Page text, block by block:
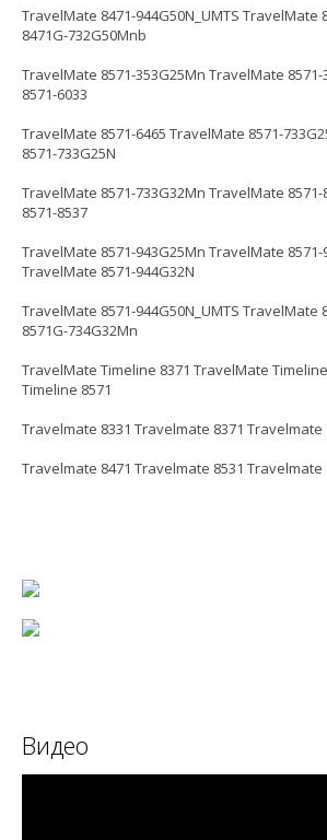
TravelMate 8471-944G50N_UMTS TravelMate
8471G-732G50Mnb
TravelMate 8571-353G25Mn TravelMate
8571-6033
TravelMate 8571-6465 TravelMate 8571-
8571-733G25N
TravelMate 8571-733G32Mn TravelMate
8571-8537
TravelMate 8571-943G25Mn TravelMate 8571-
TravelMate 8571-944G32N
TravelMate 8571-944G50N_UMTS TravelMate
8571G-734G32Mn
TravelMate Timeline 8371 TravelMate
Timeline 8571
Travelmate 8331 Travelmate 8371 Travelmate
Travelmate 8471 Travelmate 8531 Travelmate
Видео